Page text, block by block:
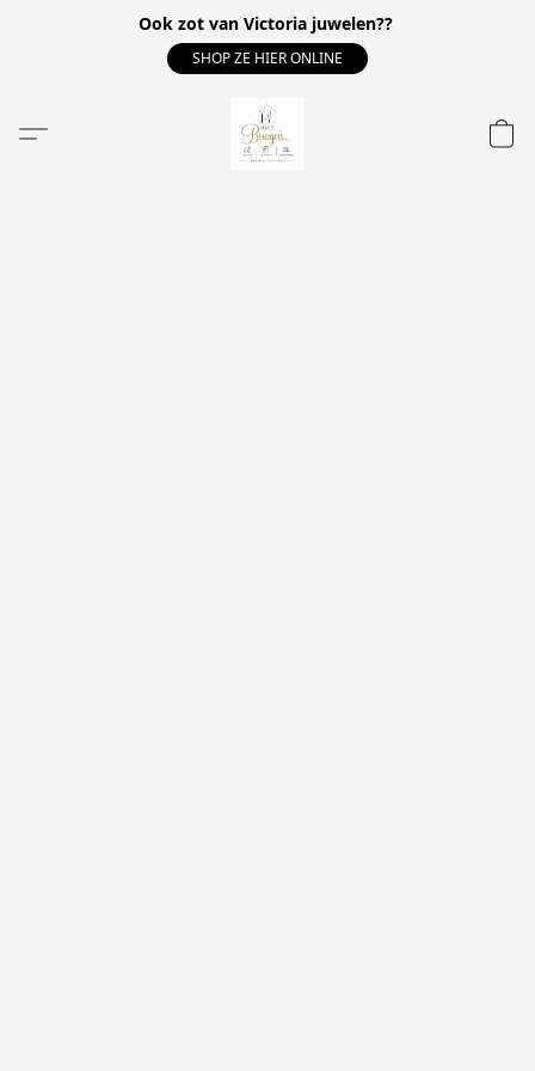
Ook zot van Victoria juwelen??
SHOP ZE HIER ONLINE